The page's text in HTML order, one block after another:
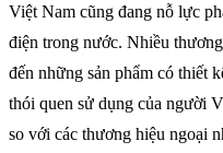
Việt Nam cũng đang nỗ lực
điện trong nước. Nhiều
đến những sản phẩm có thiết
thói quen sử dụng của người
so với các thương hiệu ngoại